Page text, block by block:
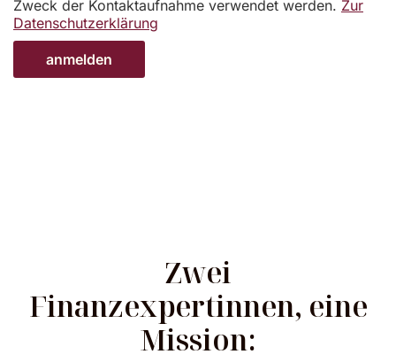
Zweck der Kontaktaufnahme verwendet werden. Zur
Datenschutzerklärung
Zwei
Finanzexpertinnen, eine
Mission: